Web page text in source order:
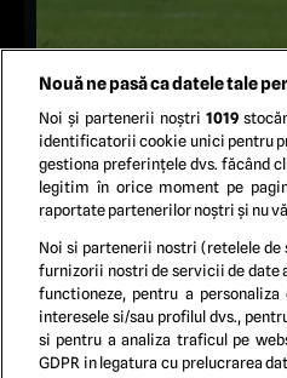
Nouă ne pasă ca datele tale
Noi și partenerii noștri 1019
identificatorii cookie unici pentru
gestiona preferințele dvs. făcând
legitim în orice moment pe
raportate partenerilor noștri și nu
Noi si partenerii nostri (retelele
furnizorii nostri de servicii de date
functioneze, pentru a
interesele si/sau profilul dvs.,
si pentru a analiza traficul pe
GDPR in legatura cu prelucrarea